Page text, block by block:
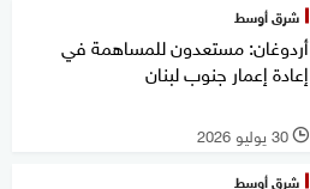
شرق أوسط
أردوغان: مستعدون للمساهمة في
إعادة إعمار جنوب لبنان
l 30 يوليو 2026
شرق أوسط